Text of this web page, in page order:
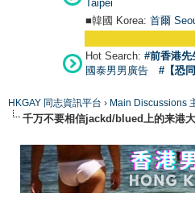
Taipei
■韓國 Korea: 首爾
Hot Search: #前香港
國泰男男廣告
#【恐
HKGAY 同志資訊平台 › Main Discussions
千万不要相信jackd/blued上的来港